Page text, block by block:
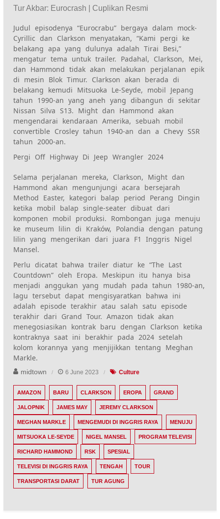
Tur Akbar: Eurocrash | Cuplikan Resmi
Judul episodenya “Eurocrabu” bergaya dalam mock-
Cyrillic dan Clarkson menyatakan, “Kami pergi ke
belakang apa yang dulunya adalah Tirai Besi,”
mengatur tema untuk trailer. Padahal, Clarkson, Mei,
dan Hammond tidak akan melakukan perjalanan epik
di mesin Blok Timur. Clarkson akan berada di
belakang kemudi Mitsuoka Le-Seyde, mobil Jepang
tahun 1990-an yang aneh yang dibangun di sekitar
Nissan Silva S13. Might dan Hammond akan
mengendarai kendaraan Amerika, sebuah mobil
convertible Crosley tahun 1940-an dan a Chevy SSR
tahun 2000-an.
Pergi Off Highway Di Jeep Wrangler 2024
Selama perjalanan mereka, Clarkson, Might dan
Hammond akan mengunjungi acara bersejarah
Method Easter, kategori balap period Perang Dingin
ketika mobil balap single-seater dibuat dari
komponen mobil produksi. Rombongan juga menuju
ke museum lilin di Kraków, Polandia dengan patung
lilin yang mengerikan dari juara F1 Inggris Nigel
Mansel.
Perlu dicatat bahwa trailer diatur ke “The Last
Countdown” oleh Eropa. Meskipun itu hanya bisa
menjadi anggukan yang mudah pada tahun 1980-an,
lagu tersebut dapat mengisyaratkan bahwa ini
adalah episode terakhir atau salah satu episode
terakhir dari Grand Tour. Amazon tidak akan
menegosiasikan kontrak baru dengan Clarkson ketika
kontraknya saat ini berakhir pada 2024 setelah
kolom korannya yang menjijikkan tentang Meghan
Markle.
midtown 6 June 2023 Culture
AMAZON BARU CLARKSON EROPA GRAND
JALOPNIK JAMES MAY JEREMY CLARKSON
MEGHAN MARKLE MENGEMUDI DI INGGRIS RAYA MENUJU
MITSUOKA LE-SEYDE NIGEL MANSEL PROGRAM TELEVISI
RICHARD HAMMOND RSK SPESIAL
TELEVISI DI INGGRIS RAYA TENGAH TOUR
TRANSPORTASI DARAT TUR AGUNG